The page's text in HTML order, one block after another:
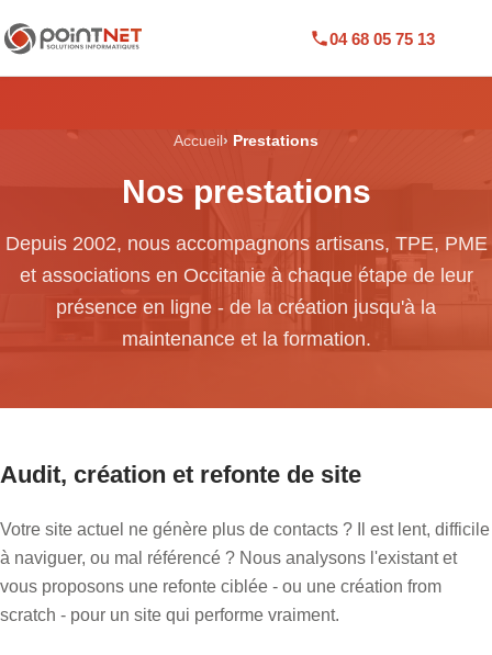
04 68 05 75 13
Accueil Prestations
Nos prestations
Depuis 2002, nous accompagnons artisans, TPE, PME
et associations en Occitanie à chaque étape de leur
présence en ligne - de la création jusqu'à la
maintenance et la formation.
Audit, création et refonte de site
Votre site actuel ne génère plus de contacts ? Il est lent, difficile
à naviguer, ou mal référencé ? Nous analysons l'existant et
vous proposons une refonte ciblée - ou une création from
scratch - pour un site qui performe vraiment.